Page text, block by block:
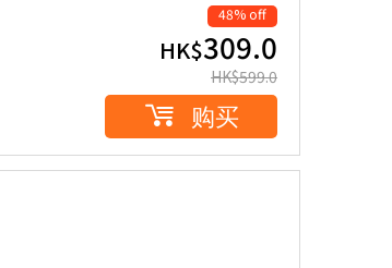
48% off
HK$309.0
HK$599.0
购买